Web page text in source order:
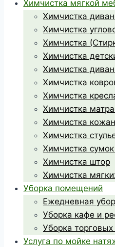
Химчистка мягкой
Химчистка
Химчистка
Химчистка
Химчистка
Химчистка
Химчистка
Химчистка
Химчистка
Химчистка
Химчистка
Химчистка
Химчистка штор
Химчистка
Уборка помещений
Ежедневная
Уборка кафе и
Уборка
Услуга по мойке